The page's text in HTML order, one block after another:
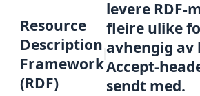
Resource
Description
Framework
(RDF)
levere RDF-
fleire ulike
avhengig av
Accept-
sendt med.